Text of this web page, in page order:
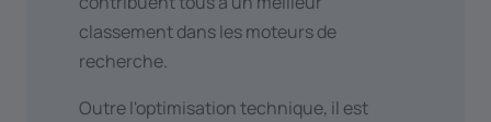
classement dans les moteurs de
recherche.
Outre l'optimisation technique, il est